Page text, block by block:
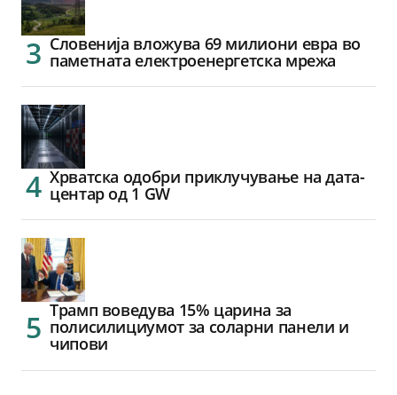
Словенија вложува 69 милиони евра во
паметната електроенергетска мрежа
Хрватска одобри приклучување на дата-
центар од 1 GW
Трамп воведува 15% царина за
полисилициумот за соларни панели и
чипови